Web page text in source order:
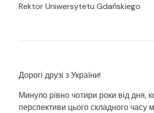
Rektor Uniwersytetu Gdańskiego
Дорогі друзі з України!
Минуло рівно чотири роки від дня,
перспективи цього складного часу